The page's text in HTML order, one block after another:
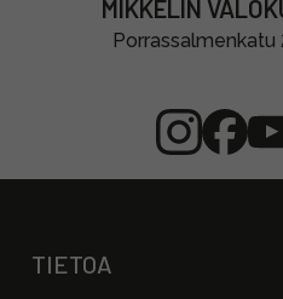
MIKKELIN
Porrassalmenkatu
TIETOA